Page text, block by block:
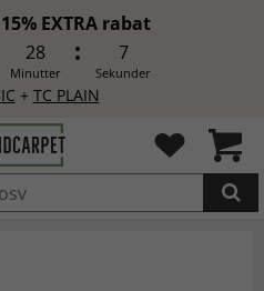
EXTRA rabat
28
Minutter
5
Sekunder
+ TC PLAIN